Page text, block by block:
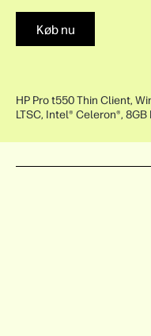
Køb nu
HP Pro t550 Thin Client,
LTSC, Intel® Celeron®,